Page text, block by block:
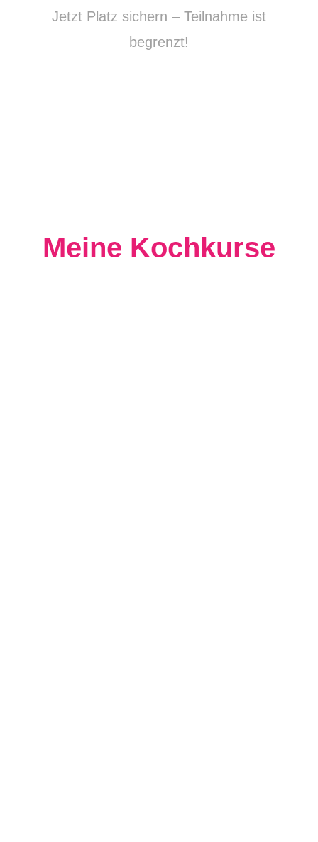
Jetzt Platz sichern – Teilnahme ist
begrenzt!
Meine Kochkurse